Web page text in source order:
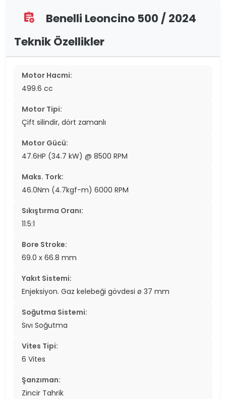
assignment_add
Benelli Leoncino 500 / 2024
Teknik Özellikler
Motor Hacmi:
499.6 cc
Motor Tipi:
Çift silindir, dört zamanlı
Motor Gücü:
47.6HP (34.7 kW) @ 8500 RPM
Maks. Tork:
46.0Nm (4.7kgf-m) 6000 RPM
Sıkıştırma Oranı:
11.5:1
Bore Stroke:
69.0 x 66.8 mm
Yakıt Sistemi:
Enjeksiyon. Gaz kelebeği gövdesi ø 37 mm
Soğutma Sistemi:
Sıvı Soğutma
Vites Tipi:
6 Vites
Şanzıman:
Zincir Tahrik